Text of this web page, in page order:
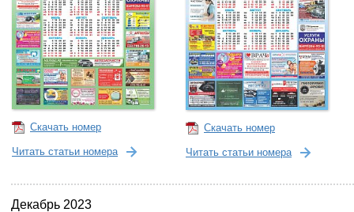
Скачать номер
Читать статьи номера
Скачать номер
Читать статьи номера
Декабрь 2023